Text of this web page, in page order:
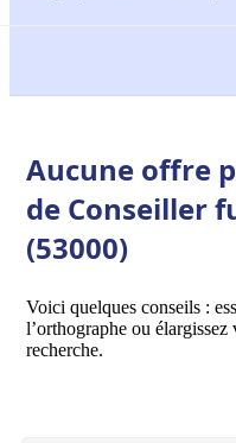
Aucune offre
de Conseiller
(53000)
Voici quelques conseils :
l’orthographe ou
recherche.